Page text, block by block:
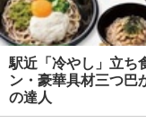
駅近「冷やし」立
ン・豪華具材三つ
の達人